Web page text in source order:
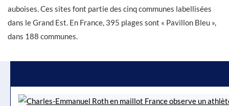
auboises. Ces sites font partie des cinq communes labellisées
dans le Grand Est. En France, 395 plages sont « Pavillon Bleu »,
dans 188 communes.